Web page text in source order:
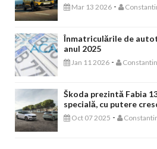
Mar 13 2026 -
Înmatriculările de
anul 2025
Jan 11 2026 -
Škoda prezintă Fabia
specială, cu putere
Oct 07 2025 -